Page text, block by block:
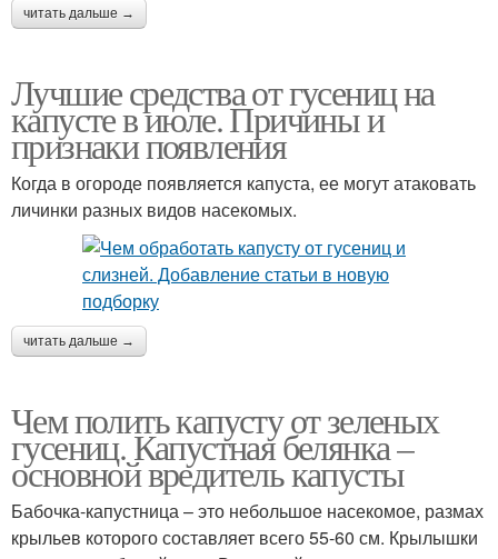
читать дальше →
Лучшие средства от гусениц на
капусте в июле. Причины и
признаки появления
Когда в огороде появляется капуста, ее могут атаковать
личинки разных видов насекомых.
читать дальше →
Чем полить капусту от зеленых
гусениц. Капустная белянка –
основной вредитель капусты
Бабочка-капустница – это небольшое насекомое, размах
крыльев которого составляет всего 55-60 см. Крылышки